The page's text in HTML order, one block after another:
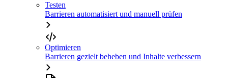
Testen
Barrieren automatisiert und manuell prüfen
Optimieren
Barrieren gezielt beheben und Inhalte verbessern